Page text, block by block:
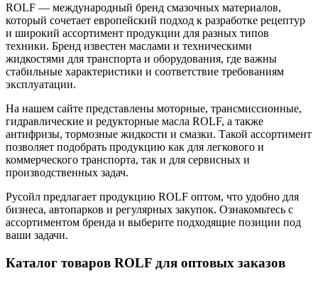
ROLF — международный бренд смазочных материалов,
который сочетает европейский подход к разработке рецептур
и широкий ассортимент продукции для разных типов
техники. Бренд известен маслами и техническими
жидкостями для транспорта и оборудования, где важны
стабильные характеристики и соответствие требованиям
эксплуатации.
На нашем сайте представлены моторные, трансмиссионные,
гидравлические и редукторные масла ROLF, а также
антифризы, тормозные жидкости и смазки. Такой ассортимент
позволяет подобрать продукцию как для легкового и
коммерческого транспорта, так и для сервисных и
производственных задач.
Русойл предлагает продукцию ROLF оптом, что удобно для
бизнеса, автопарков и регулярных закупок. Ознакомьтесь с
ассортиментом бренда и выберите подходящие позиции под
ваши задачи.
Каталог товаров ROLF для оптовых заказов